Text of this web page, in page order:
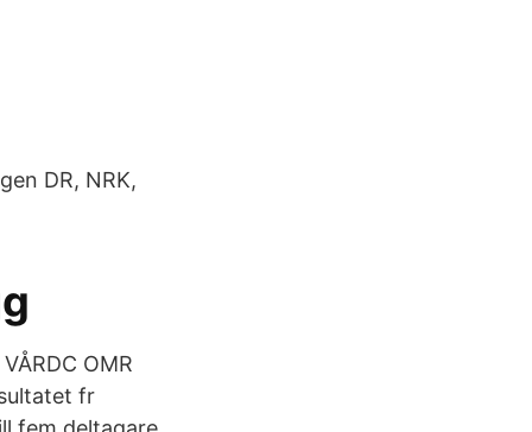
DR, NRK,
OMR
fr